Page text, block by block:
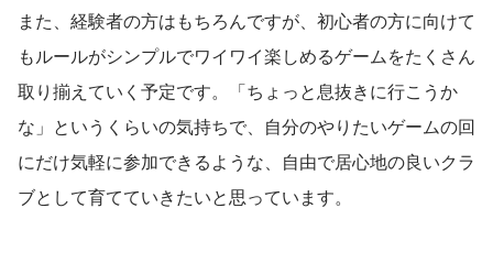
また、経験者の方はもちろんですが、初心者の方に向けて
もルールがシンプルでワイワイ楽しめるゲームをたくさん
取り揃えていく予定です。「ちょっと息抜きに行こうか
な」というくらいの気持ちで、自分のやりたいゲームの回
にだけ気軽に参加できるような、自由で居心地の良いクラ
ブとして育てていきたいと思っています。